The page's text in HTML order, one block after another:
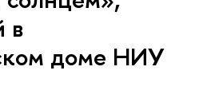
в
доме НИУ